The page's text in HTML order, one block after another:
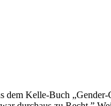
dem Kelle-Buch